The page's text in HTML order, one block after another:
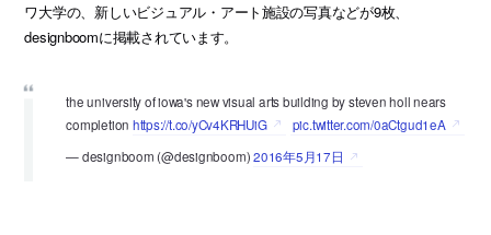
ワ大学の、新しいビジュアル・アート施設の写真などが9枚、
designboomに掲載されています。
the university of iowa's new visual arts building by steven holl nears
completion https://t.co/yCv4KRHUiG
pic.twitter.com/0aCtgud1eA
— designboom (@designboom)2016年5月17日